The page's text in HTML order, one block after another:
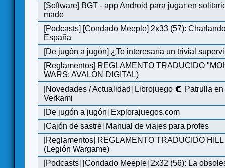
[Software] BGT - app Android para jugar en
made
[Podcasts] [Condado Meeple] 2x33 (57):
España
[De jugón a jugón] ¿Te interesaría un trivial
[Reglamentos] REGLAMENTO TRADUCIDO
WARS: AVALON DIGITAL)
[Novedades / Actualidad] Librojuego 📒 Patrulla
Verkami
[De jugón a jugón] Explorajuegos.com
[Cajón de sastre] Manual de viajes para profes
[Reglamentos] REGLAMENTO TRADUCIDO
(Legión Wargame)
[Podcasts] [Condado Meeple] 2x32 (56): La